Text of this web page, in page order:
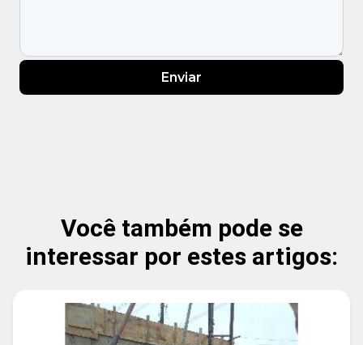
Enviar
Você também pode se
interessar por estes artigos: